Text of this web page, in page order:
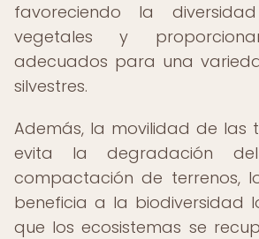
favoreciendo la
vegetales y
adecuados para una
silvestres.
Además, la movilidad de las
evita la degradación
compactación de terrenos,
beneficia a la biodiversidad
que los ecosistemas se